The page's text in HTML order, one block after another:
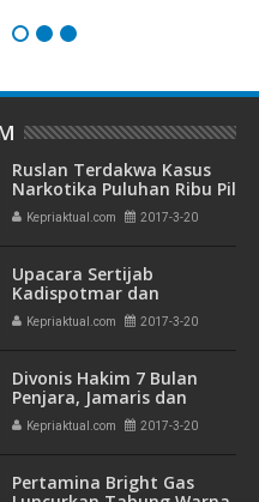
Ruslan Terdakwa Kasus
Narkotika Puluhan Ribu Pil
Ekstasi Disidangkan
Kepriaktual.com 2017-3-20
Upacara Sertijab
Kadispotmar dan
Dansatkamla Lantamal IV
di Pimpin Danlantamal IV
Kepriaktual.com 2017-3-20
Divonis Hakim 7 Bulan
Penjara, Jamaris dan
Irwanto Serta JPU Terima
Kepriaktual.com 2017-3-20
Pertamina Bright Gas